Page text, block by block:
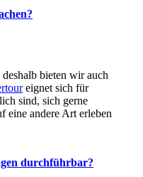
bieten wir auch
eignet sich für
sind, sich gerne
eine andere Art erleben
durchführbar?